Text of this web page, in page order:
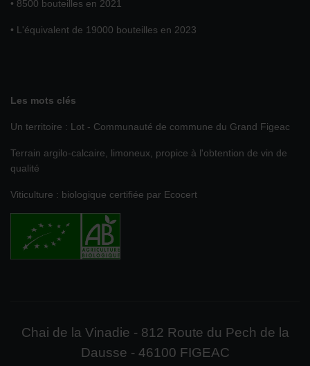
• 8500 bouteilles en 2021
• L'équivalent de 19000 bouteilles en 2023
Les mots clés
Un territoire : Lot - Communauté de commune du Grand Figeac
Terrain argilo-calcaire, limoneux, propice à l'obtention de vin de
qualité
Viticulture : biologique certifiée par Ecocert
Chai de la Vinadie - 812 Route du Pech de la
Dausse - 46100 FIGEAC